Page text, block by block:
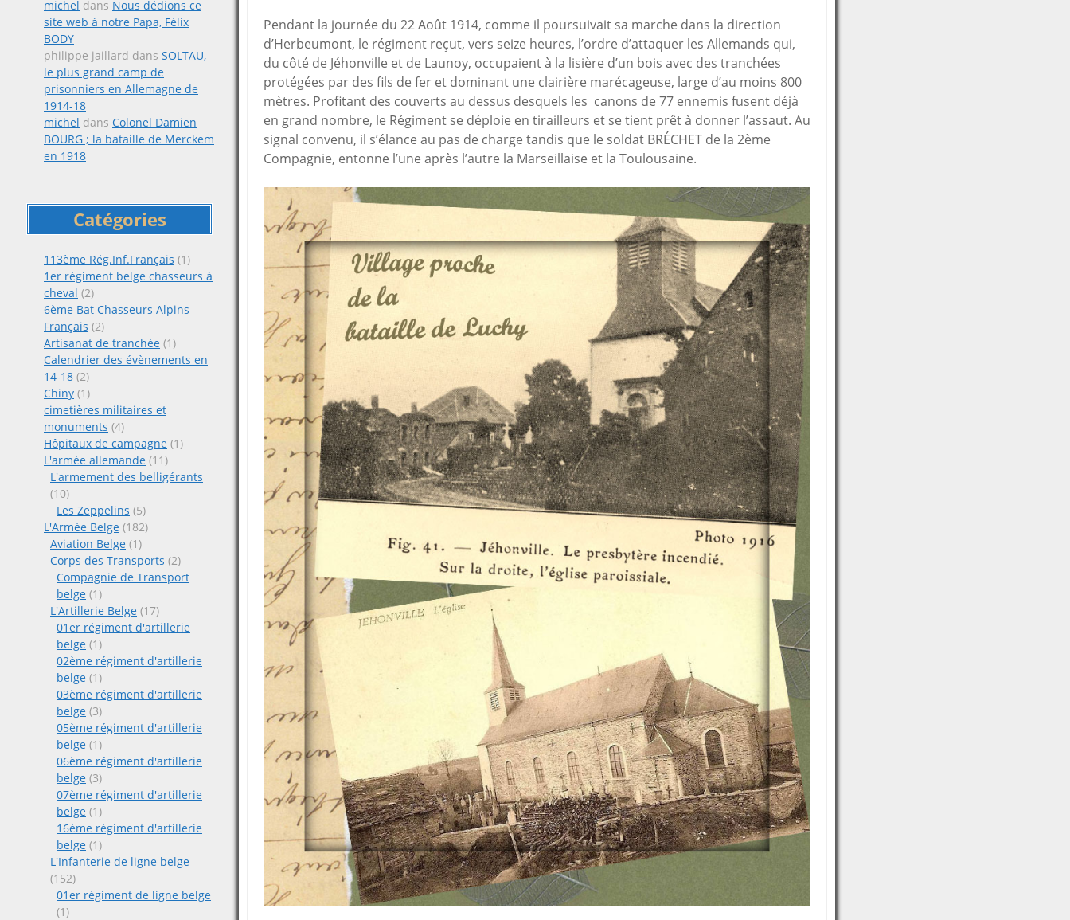
michel dans Nous dédions ce
site web à notre Papa, Félix
BODY
philippe jaillard dans SOLTAU,
le plus grand camp de
prisonniers en Allemagne de
1914-18
michel dans Colonel Damien
BOURG ; la bataille de Merckem
en 1918
Catégories
113ème Rég.Inf.Français (1)
1er régiment belge chasseurs à
cheval (2)
6ème Bat Chasseurs Alpins
Français (2)
Artisanat de tranchée (1)
Calendrier des évènements en
14-18 (2)
Chiny (1)
cimetières militaires et
monuments (4)
Hôpitaux de campagne (1)
L'armée allemande (11)
L'armement des belligérants
(10)
Les Zeppelins (5)
L'Armée Belge (182)
Aviation Belge (1)
Corps des Transports (2)
Compagnie de Transport
belge (1)
L'Artillerie Belge (17)
01er régiment d'artillerie
belge (1)
02ème régiment d'artillerie
belge (1)
03ème régiment d'artillerie
belge (3)
05ème régiment d'artillerie
belge (1)
06ème régiment d'artillerie
belge (3)
07ème régiment d'artillerie
belge (1)
16ème régiment d'artillerie
belge (1)
L'Infanterie de ligne belge
(152)
01er régiment de ligne belge
(1)
Pendant la journée du 22 Août 1914, comme il poursuivait sa marche dans la direction
d’Herbeumont, le régiment reçut, vers seize heures, l’ordre d’attaquer les Allemands qui,
du côté de Jéhonville et de Launoy, occupaient à la lisière d’un bois avec des tranchées
protégées par des fils de fer et dominant une clairière marécageuse, large d’au moins 800
mètres. Profitant des couverts au dessus desquels les canons de 77 ennemis fusent déjà
en grand nombre, le Régiment se déploie en tirailleurs et se tient prêt à donner l’assaut. Au
signal convenu, il s’élance au pas de charge tandis que le soldat BRÉCHET de la 2ème
Compagnie, entonne l’une après l’autre la Marseillaise et la Toulousaine.